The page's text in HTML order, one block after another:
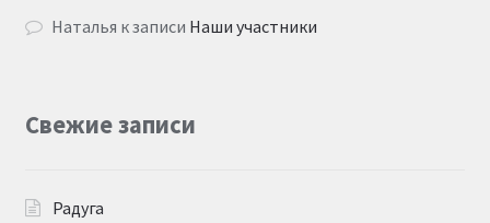
Наталья к записи Наши участники
Свежие записи
Радуга